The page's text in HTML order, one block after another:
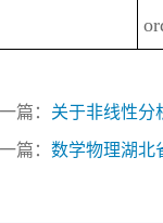
一篇： 关于非线性分
篇： 数学物理湖北